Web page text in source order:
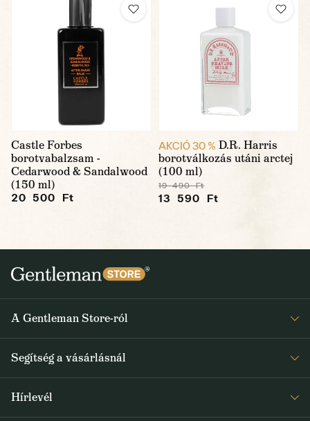
Castle Forbes
borotvabalzsam -
Cedarwood & Sandalwood
(150 ml)
20 500 Ft
AKCIÓ 30 % D.R. Harris
borotválkozás utáni arctej
(100 ml)
19 490 Ft
13 590 Ft
A Gentleman Store-ról
Rólunk
Journal
Segítség a vásárlásnál
Hírlevél